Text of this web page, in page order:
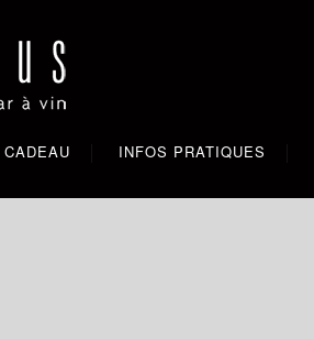
INFOS PRATIQUES